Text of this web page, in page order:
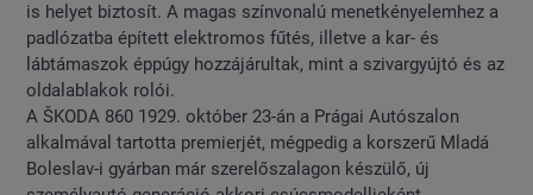
is helyet biztosít. A magas színvonalú menetkényelemhez a
padlózatba épített elektromos fűtés, illetve a kar- és
lábtámaszok éppúgy hozzájárultak, mint a szivargyújtó és az
oldalablakok rolói.
A ŠKODA 860 1929. október 23-án a Prágai Autószalon
alkalmával tartotta premierjét, mégpedig a korszerű Mladá
Boleslav-i gyárban már szerelőszalagon készülő, új